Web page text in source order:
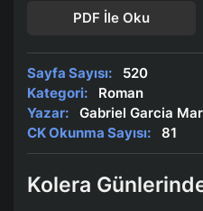
PDF İle Oku
Sayfa Sayısı:
520
Kategori:
Roman
Yazar:
Gabriel Garcia
CK Okunma Sayısı:
81
Kolera